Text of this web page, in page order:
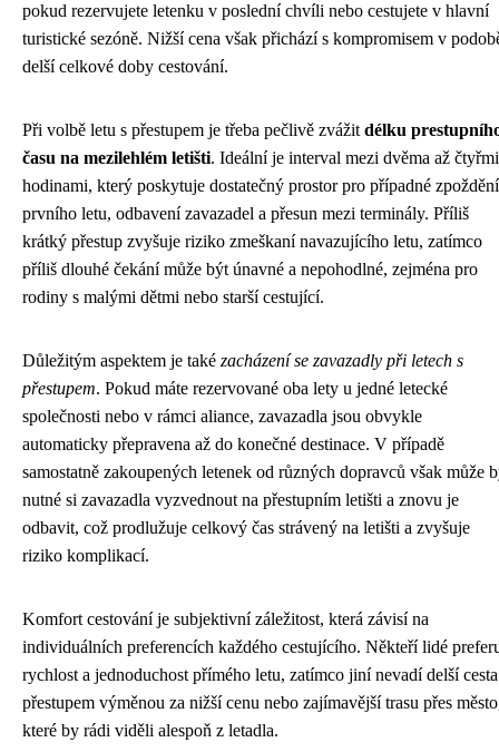
pokud rezervujete letenku v poslední chvíli nebo cestujete v hlavní
turistické sezóně. Nižší cena však přichází s kompromisem v
delší celkové doby cestování.
Při volbě letu s přestupem je třeba pečlivě zvážit délku
času na mezilehlém letišti. Ideální je interval mezi dvěma až čtyřmi
hodinami, který poskytuje dostatečný prostor pro případné zpoždění
prvního letu, odbavení zavazadel a přesun mezi terminály. Příliš
krátký přestup zvyšuje riziko zmeškaní navazujícího letu, zatímco
příliš dlouhé čekání může být únavné a nepohodlné, zejména pro
rodiny s malými dětmi nebo starší cestující.
Důležitým aspektem je také zacházení se zavazadly při letech s
přestupem. Pokud máte rezervované oba lety u jedné letecké
společnosti nebo v rámci aliance, zavazadla jsou obvykle
automaticky přepravena až do konečné destinace. V případě
samostatně zakoupených letenek od různých dopravců však může
nutné si zavazadla vyzvednout na přestupním letišti a znovu je
odbavit, což prodlužuje celkový čas strávený na letišti a zvyšuje
riziko komplikací.
Komfort cestování je subjektivní záležitost, která závisí na
individuálních preferencích každého cestujícího. Někteří lidé
rychlost a jednoduchost přímého letu, zatímco jiní nevadí delší
přestupem výměnou za nižší cenu nebo zajímavější trasu přes
které by rádi viděli alespoň z letadla.